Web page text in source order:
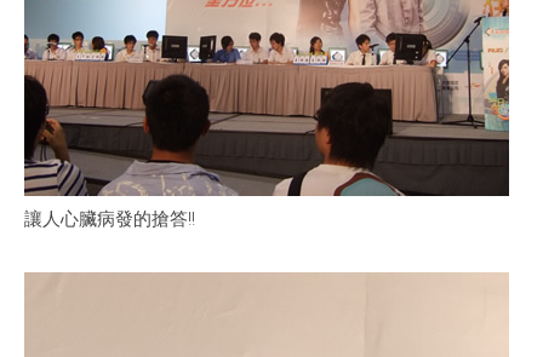
讓人心臟病發的搶答!!